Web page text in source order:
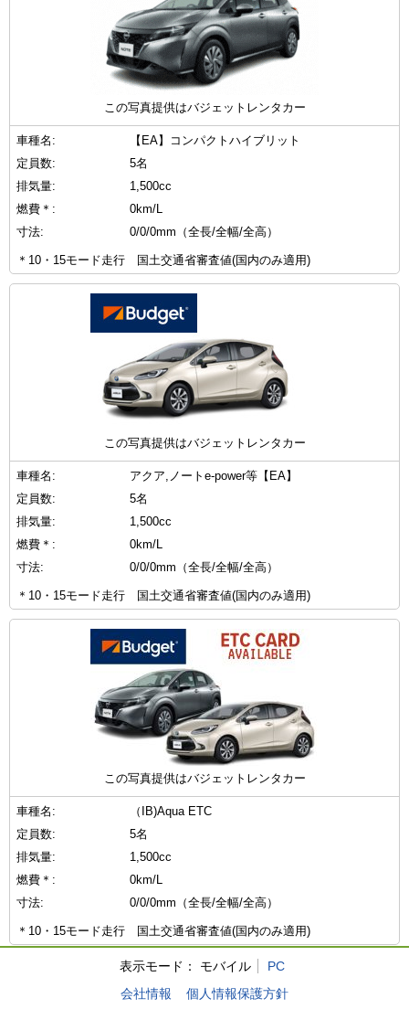
この写真提供はバジェットレンタカー
車種名:
【EA】コンパクトハイブリット
定員数:
5名
排気量:
1,500cc
燃費＊:
0km/L
寸法:
0/0/0mm（全長/全幅/全高）
＊10・15モード走行 国土交通省審査値(国内のみ適用)
この写真提供はバジェットレンタカー
車種名:
アクア,ノートe-power等【EA】
定員数:
5名
排気量:
1,500cc
燃費＊:
0km/L
寸法:
0/0/0mm（全長/全幅/全高）
＊10・15モード走行 国土交通省審査値(国内のみ適用)
この写真提供はバジェットレンタカー
車種名:
（IB)Aqua ETC
定員数:
5名
排気量:
1,500cc
燃費＊:
0km/L
寸法:
0/0/0mm（全長/全幅/全高）
＊10・15モード走行 国土交通省審査値(国内のみ適用)
表示モード： モバイル
PC
会社情報
個人情報保護方針